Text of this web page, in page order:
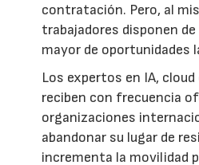
contratación. Pero, al
trabajadores disponen
mayor de oportunidades
Los expertos en IA,
reciben con frecuencia
organizaciones
abandonar su lugar de
incrementa la movilidad